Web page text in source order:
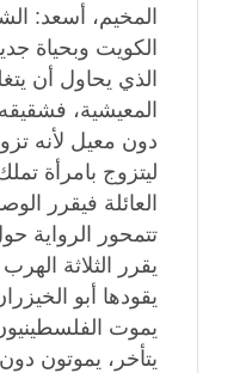
المخيم، أسعد:
الكويت وبحياة
الذي يحاول أن
المعيشية،
دون معيل لأنه
ليتزوج بامرأة
العائلة فيقرر
تتمحور الرواية
يقرر الثلاثة
يقودها أبو
يموت
يتأخر، يموتون